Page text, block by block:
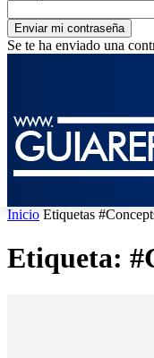
Se te ha enviado una
Inicio Etiquetas
Etiqueta: